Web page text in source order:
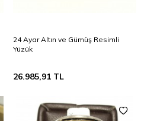
24 Ayar Altın ve Gümüş Resimli
Yüzük
26.985,91 TL